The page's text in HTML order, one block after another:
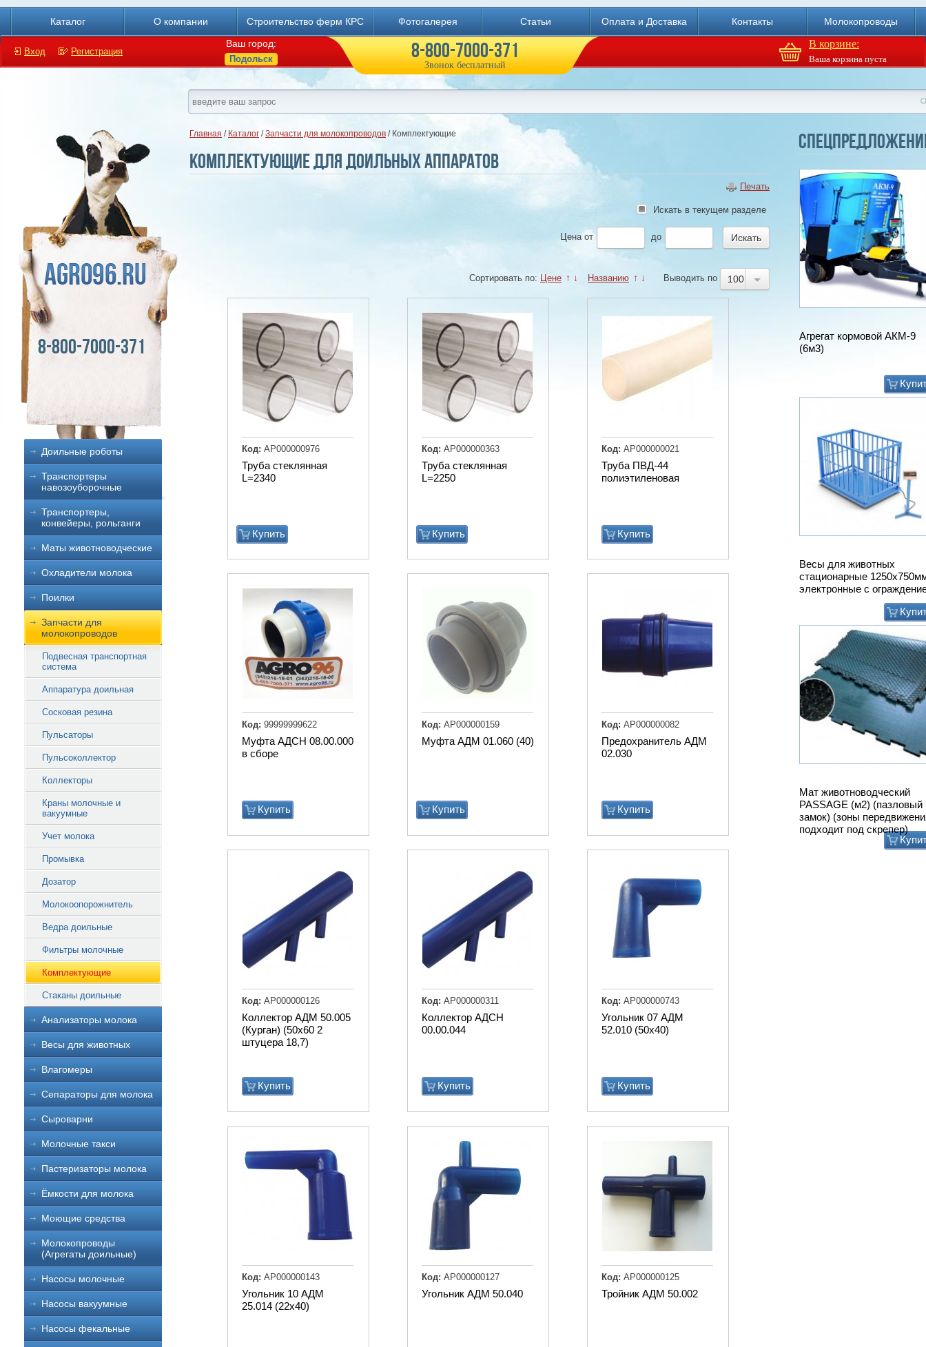
Каталог О компании Строительство ферм КРС Фотогалерея Статьи Оплата и Доставка Контакты Молокопроводы
Вход Регистрация
Ваш город:
Подольск
В корзине:
Ваша корзина пуста
8-800-7000-371
Звонок бесплатный
8-800-7000-371
Доильные роботы
Транспортеры
навозоуборочные
Транспортеры,
конвейеры, рольганги
Маты животноводческие
Охладители молока
Поилки
Запчасти для
молокопроводов
Подвесная транспортная
система
Аппаратура доильная
Сосковая резина
Пульсаторы
Пульсоколлектор
Коллекторы
Краны молочные и
вакуумные
Учет молока
Промывка
Дозатор
Молокоопорожнитель
Ведра доильные
Фильтры молочные
Комплектующие
Стаканы доильные
Анализаторы молока
Весы для животных
Влагомеры
Сепараторы для молока
Сыроварни
Молочные такси
Пастеризаторы молока
Ёмкости для молока
Моющие средства
Молокопроводы
(Агрегаты доильные)
Насосы молочные
Насосы вакуумные
Насосы фекальные
Весы для животных
стационарные
Мат животноводческий
PASSAGE (м2) (пазловый
замок) (зоны
подходит под скрепер)
Привод ТСН.00.760 без
дв.
Главная / Каталог /Запчасти для молокопроводов / Комплектующие
Комплектующие для доильных аппаратов
Печать
Искать в текущем разделе
Ценаот до
Сортировать по: Цене ↑ ↓ Названию ↑ ↓ Выводить по 100
Труба стеклянная
L=2340
Купить
Код: АР000000976
Труба стеклянная
L=2250
Купить
Код: АР000000363
Труба ПВД-44
полиэтиленовая
Купить
Код: АР000000021
Муфта АДСН 08.00.000
в сборе
Купить
Код: 99999999622
Муфта АДМ 01.060 (40)
Купить
Код: АР000000159
Предохранитель АДМ
02.030
Купить
Код: АР000000082
Коллектор АДМ 50.005
(Курган) (50х60 2
штуцера 18,7)
Купить
Код: АР000000126
Коллектор АДСН
00.00.044
Купить
Код: АР000000311
Угольник 07 АДМ
52.010 (50х40)
Купить
Код: АР000000743
Угольник 10 АДМ
25.014 (22х40)
Код: АР000000143
Угольник АДМ 50.040
Код: АР000000127
Тройник АДМ 50.002
Код: АР000000125